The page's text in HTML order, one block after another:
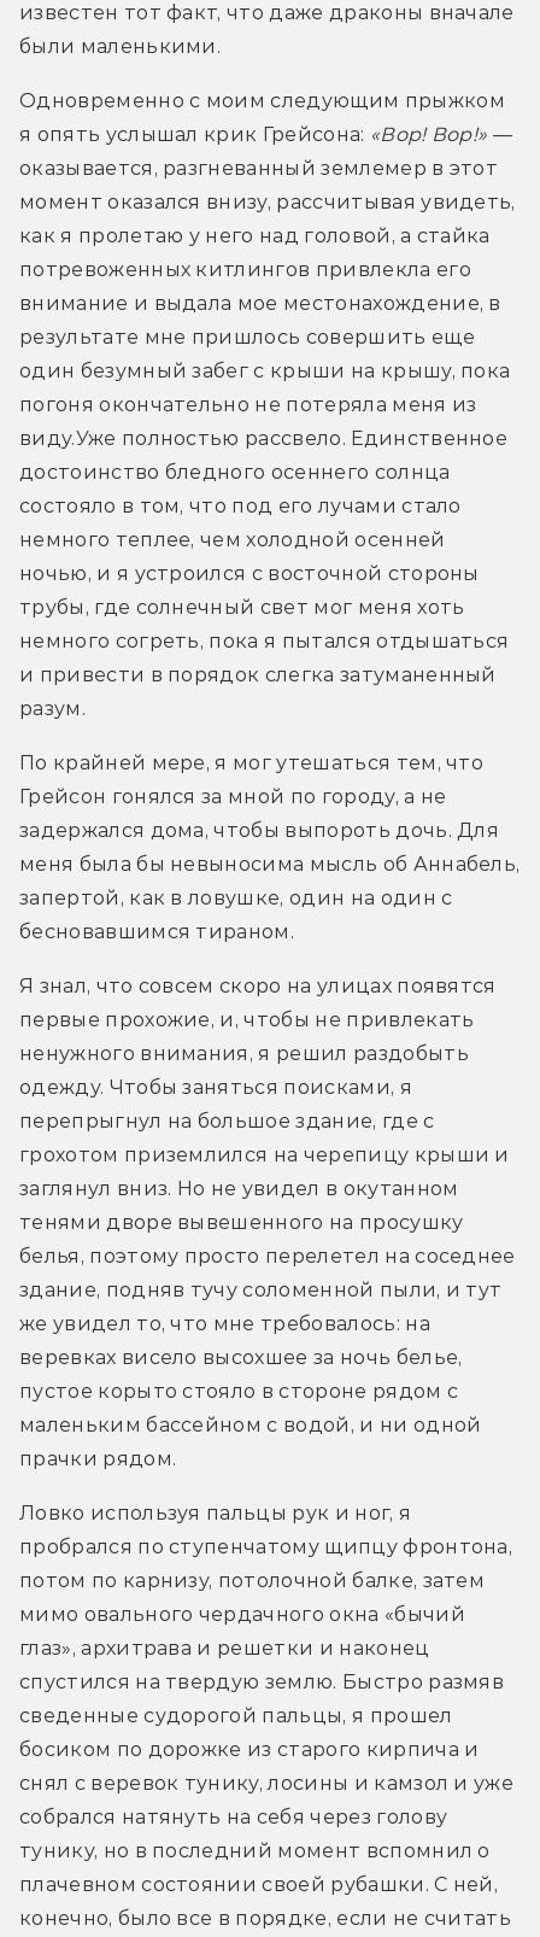
известен тот факт, что даже драконы вначале
были маленькими.
Одновременно с моим следующим прыжком
я опять услышал крик Грейсона: «Вор! Вор!» —
оказывается, разгневанный землемер в этот
момент оказался внизу, рассчитывая увидеть,
как я пролетаю у него над головой, а стайка
потревоженных китлингов привлекла его
внимание и выдала мое местонахождение, в
результате мне пришлось совершить еще
один безумный забег с крыши на крышу, пока
погоня окончательно не потеряла меня из
виду.Уже полностью рассвело. Единственное
достоинство бледного осеннего солнца
состояло в том, что под его лучами стало
немного теплее, чем холодной осенней
ночью, и я устроился с восточной стороны
трубы, где солнечный свет мог меня хоть
немного согреть, пока я пытался отдышаться
и привести в порядок слегка затуманенный
разум.
По крайней мере, я мог утешаться тем, что
Грейсон гонялся за мной по городу, а не
задержался дома, чтобы выпороть дочь. Для
меня была бы невыносима мысль об Аннабель,
запертой, как в ловушке, один на один с
бесновавшимся тираном.
Я знал, что совсем скоро на улицах появятся
первые прохожие, и, чтобы не привлекать
ненужного внимания, я решил раздобыть
одежду. Чтобы заняться поисками, я
перепрыгнул на большое здание, где с
грохотом приземлился на черепицу крыши и
заглянул вниз. Но не увидел в окутанном
тенями дворе вывешенного на просушку
белья, поэтому просто перелетел на соседнее
здание, подняв тучу соломенной пыли, и тут
же увидел то, что мне требовалось: на
веревках висело высохшее за ночь белье,
пустое корыто стояло в стороне рядом с
маленьким бассейном с водой, и ни одной
прачки рядом.
Ловко используя пальцы рук и ног, я
пробрался по ступенчатому щипцу фронтона,
потом по карнизу, потолочной балке, затем
мимо овального чердачного окна «бычий
глаз», архитрава и решетки и наконец
спустился на твердую землю. Быстро размяв
сведенные судорогой пальцы, я прошел
босиком по дорожке из старого кирпича и
снял с веревок тунику, лосины и камзол и уже
собрался натянуть на себя через голову
тунику, но в последний момент вспомнил о
плачевном состоянии своей рубашки. С ней,
конечно, было все в порядке, если не считать